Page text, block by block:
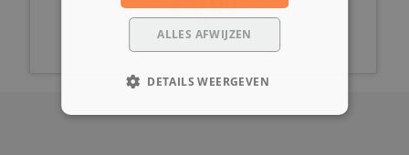
€ 9,99
ALLES AFWIJZEN
DETAILS WEERGEVEN